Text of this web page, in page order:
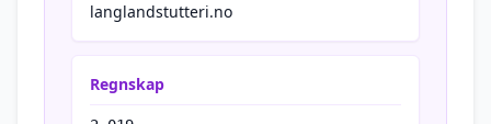
langlandstutteri.no
Regnskap